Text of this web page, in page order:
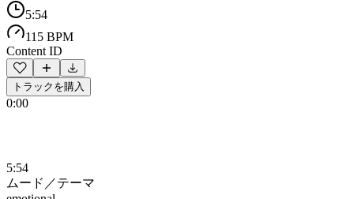
5:54
115 BPM
Content ID
トラックを購入
0:00
5:54
ムード／テーマ